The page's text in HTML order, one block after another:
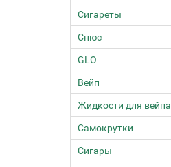
Сигареты
Снюс
GLO
Вейп
Жидкости для вейпа
Самокрутки
Сигары